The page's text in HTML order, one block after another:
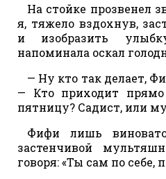
На стойке прозвенел
я, тяжело вздохнув,
и изобразить
напоминала оскал
— Ну кто так делает,
— Кто приходит
пятницу? Садист, или
Фифи лишь
застенчивой
говоря: «Ты сам по себе,